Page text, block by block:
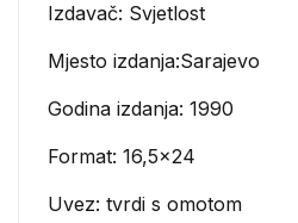
Izdavač: Svjetlost
Mjesto izdanja:Sarajevo
Godina izdanja: 1990
Format: 16,5×24
Uvez: tvrdi s omotom